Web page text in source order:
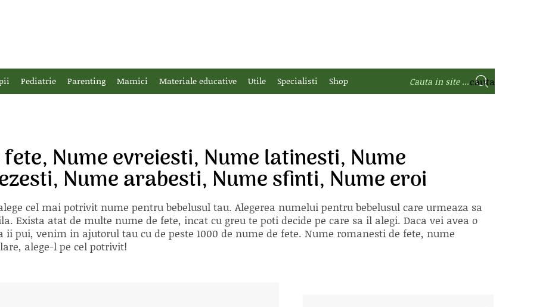
Pediatrie Parenting Mamici Materiale educative Utile Specialisti Shop
Nume evreiesti, Nume latinesti, Nume
Nume arabesti, Nume sfinti, Nume eroi
cel mai potrivit nume pentru bebelusul tau. Alegerea numelui pentru bebelusul care urmeaza sa
Exista atat de multe nume de fete, incat cu greu te poti decide pe care sa il alegi. Daca vei avea o
pui, venim in ajutorul tau cu de peste 1000 de nume de fete. Nume romanesti de fete, nume
alege-l pe cel potrivit!